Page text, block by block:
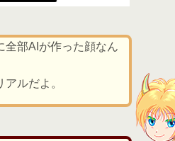
全部AIが作った顔なん
ルだよ。